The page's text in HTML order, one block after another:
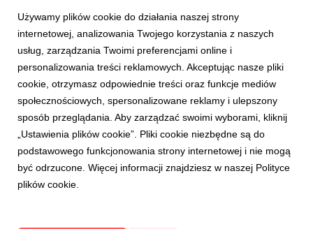
KOTER TADEUSZ KUSIBAB
CZAS NA POLSKIE SUPEROWOCE! PIWNA ZWROTNICA
PIWA JAGODOWE
Używamy plików cookie do działania naszej strony
internetowej, analizowania Twojego korzystania z naszych
usług, zarządzania Twoimi preferencjami online i
personalizowania treści reklamowych. Akceptując nasze pliki
cookie, otrzymasz odpowiednie treści oraz funkcje mediów
społecznościowych, spersonalizowane reklamy i ulepszony
sposób przeglądania. Aby zarządzać swoimi wyborami, kliknij
„Ustawienia plików cookie”. Pliki cookie niezbędne są do
podstawowego funkcjonowania strony internetowej i nie mogą
być odrzucone. Więcej informacji znajdziesz w naszej Polityce
plików cookie.